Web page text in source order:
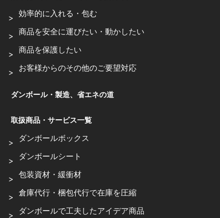
効率的に入れる・包む
商品を安全に運びたい・動かしたい
商品を保護したい
お客様からのその他のご要望対応
ダンボール・製造、省エネの道
取扱商品・サービス一覧
ダンボールボックス
ダンボールシート
包装資材・緩衝材
倉庫代行・梱包代行で在庫を圧縮
ダンボールで工夫したアイデア商品